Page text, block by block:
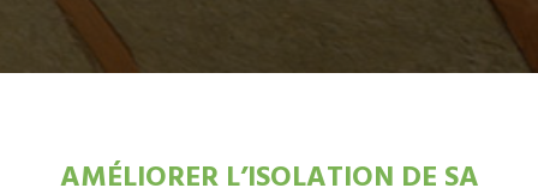
AMÉLIORER L’ISOLATION DE SA